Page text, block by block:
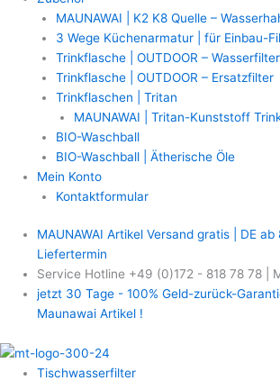
MAUNAWAI | K2 K8 Quelle –
3 Wege Küchenarmatur | für Einbau-
Trinkflasche | OUTDOOR – Wasserfilter
Trinkflasche | OUTDOOR – Ersatzfilter
Trinkflaschen | Tritan
MAUNAWAI | Tritan-Kunststoff
BIO-Waschball
BIO-Waschball | Ätherische Öle
Mein Konto
Kontaktformular
MAUNAWAI Artikel Versand gratis | DE
Liefertermin
Service Hotline +49 (0)172 - 818 78 78 |
jetzt 30 Tage - 100% Geld-zurück-
Maunawai Artikel !
Tischwasserfilter